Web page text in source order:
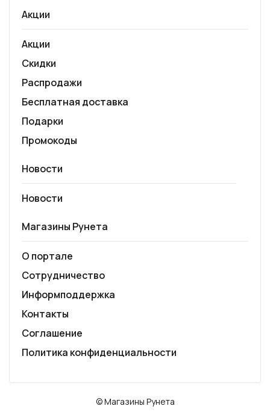
Акции
Акции
Скидки
Распродажи
Бесплатная доставка
Подарки
Промокоды
Новости
Новости
Магазины Рунета
О портале
Сотрудничество
Информподдержка
Контакты
Соглашение
Политика конфиденциальности
© Магазины Рунета